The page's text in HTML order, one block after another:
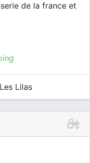
de la france et
Lilas